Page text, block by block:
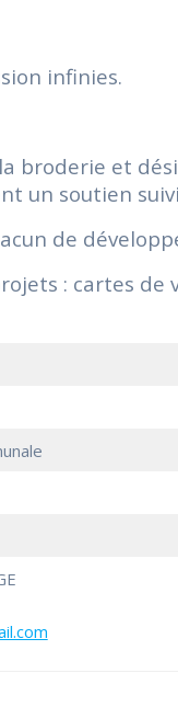
infinies.
la broderie et
un soutien
de
: cartes de